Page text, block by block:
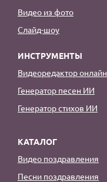
Видео из фото
Слайд-шоу
ИНСТРУМЕНТЫ
Видеоредактор онлайн
Генератор песен ИИ
Генератор стихов ИИ
КАТАЛОГ
Видео поздравления
Песни поздравления